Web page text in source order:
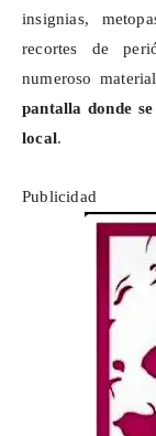
insignias,
recortes de
numeroso
pantalla donde
local.
Publicidad